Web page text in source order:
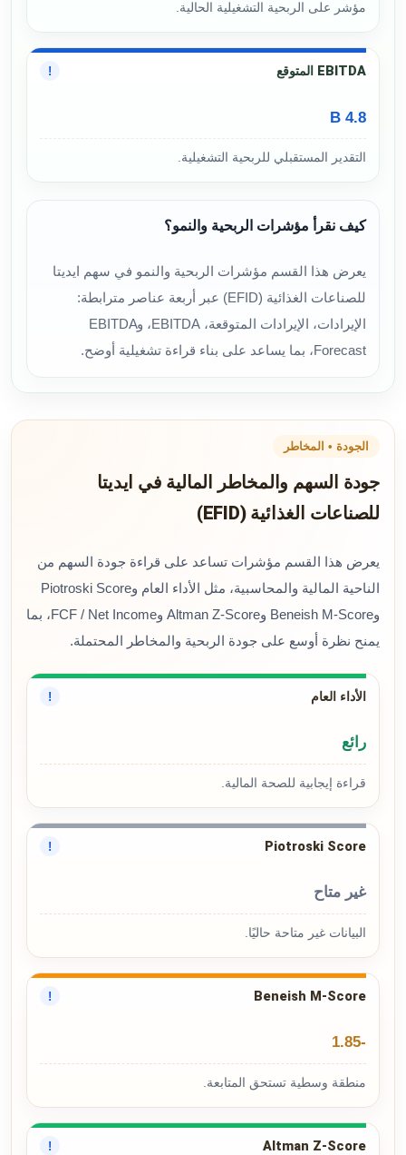
مؤشر على الربحية التشغيلية الحالية.
EBITDA المتوقع !
4.8 B
التقدير المستقبلي للربحية التشغيلية.
كيف نقرأ مؤشرات الربحية والنمو؟
يعرض هذا القسم مؤشرات الربحية والنمو في سهم ايديتا
للصناعات الغذائية (EFID) عبر أربعة عناصر مترابطة:
الإيرادات، الإيرادات المتوقعة، EBITDA، وEBITDA
Forecast، بما يساعد على بناء قراءة تشغيلية أوضح.
الجودة • المخاطر
جودة السهم والمخاطر المالية في ايديتا
للصناعات الغذائية (EFID)
يعرض هذا القسم مؤشرات تساعد على قراءة جودة السهم من
الناحية المالية والمحاسبية، مثل الأداء العام وPiotroski Score
وBeneish M-Score وAltman Z-Score وFCF / Net Income، بما
يمنح نظرة أوسع على جودة الربحية والمخاطر المحتملة.
الأداء العام !
رائع
قراءة إيجابية للصحة المالية.
Piotroski Score
!
غير متاح
البيانات غير متاحة حاليًا.
Beneish M-Score
!
-1.85
منطقة وسطية تستحق المتابعة.
Altman Z-Score
!